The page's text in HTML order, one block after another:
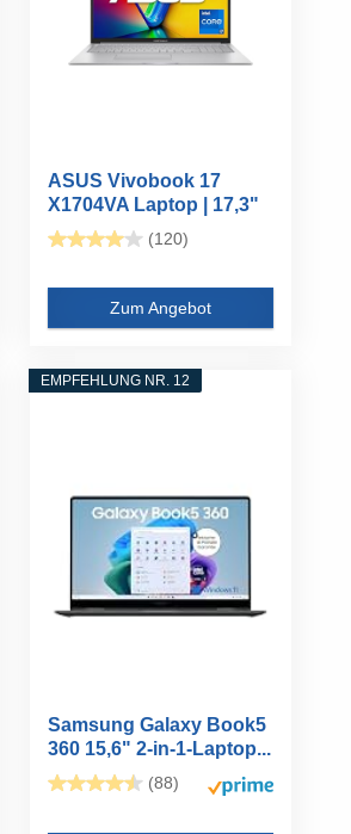
ASUS Vivobook 17
X1704VA Laptop | 17,3"
FHD...
(120)
Zum Angebot
EMPFEHLUNG NR. 12
Samsung Galaxy Book5
360 15,6" 2-in-1-Laptop...
(88)